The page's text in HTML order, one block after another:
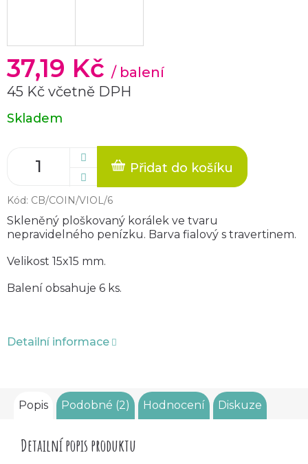
37,19 Kč / balení
45 Kč včetně DPH
Měrná
cena:
Skladem
Přidat do košíku
Kód: CB/COIN/VIOL/6
Skleněný ploškovaný korálek ve tvaru
nepravidelného penízku. Barva fialový s travertinem.
Velikost 15x15 mm.
Balení obsahuje 6 ks.
Detailní informace
Popis Podobné (2) Hodnocení Diskuze
Detailní popis produktu